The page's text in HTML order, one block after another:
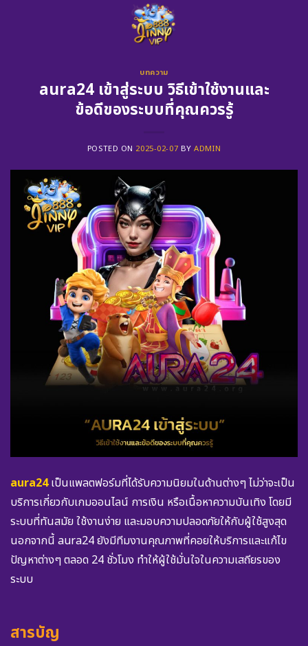
บทความ
aura24 เข้าสู่ระบบ วิธีเข้าใช้งานและ
ข้อดีของระบบที่คุณควรรู้
POSTED ON 2025-02-07 BYADMIN
aura24เป็นแพลตฟอร์มที่ได้รับความนิยมในด้านต่างๆ ไม่ว่าจะเป็น
บริการเกี่ยวกับเกมออนไลน์ การเงิน หรือเนื้อหาความบันเทิง โดยมี
ระบบที่ทันสมัย ใช้งานง่าย และมอบความปลอดภัยให้กับผู้ใช้สูงสุด
นอกจากนี้ aura24 ยังมีทีมงานคุณภาพที่คอยให้บริการและแก้ไข
ปัญหาต่างๆ ตลอด 24 ชั่วโมง ทำให้ผู้ใช้มั่นใจในความเสถียรของ
ระบบ
สารบัญ